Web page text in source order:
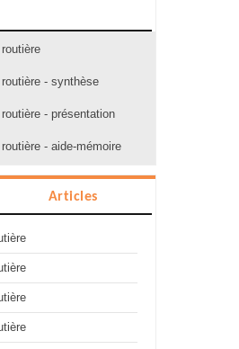
- synthèse
- présentation
- aide-mémoire
Articles